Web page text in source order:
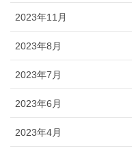
2023年11月
2023年8月
2023年7月
2023年6月
2023年4月